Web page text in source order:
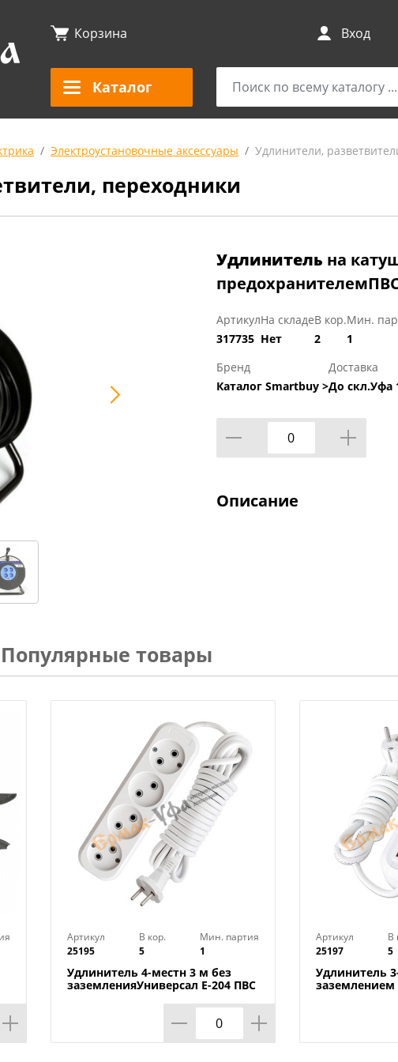
Корзина Вход
Каталог
Электроустановочные аксессуары Удлинители,
переходники
Удлинитель на
Артикул
317735
На складе
Нет
В кор.
2
Мин.
1
Бренд
Каталог Smartbuy >
Доставка
До скл.Уфа
Описание
Популярные товары
Артикул
25195
В кор.
5
Мин. партия
1
Удлинитель 4-местн 3 м без
заземленияУниверсал E-204 ПВС
Артикул
25197
В
5
Удлинитель
заземлением